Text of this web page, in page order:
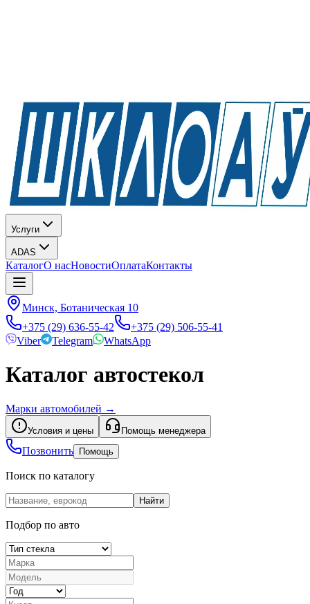
Услуги
ADAS
КаталогО насНовостиОплатаКонтакты
Минск, Ботаническая 10
+375 (29) 636-55-42
+375 (29) 506-55-41
Viber
Telegram WhatsApp
Каталог автостекол
Марки автомобилей →
Условия и цены Помощь менеджера
Позвонить Помощь
Поиск по каталогу
Найти
Подбор по авто